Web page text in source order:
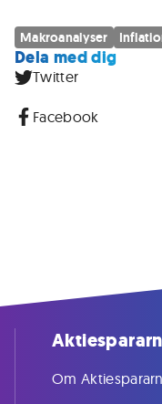
Makroanalyser
Dela med dig
Twitter
Facebook
Om